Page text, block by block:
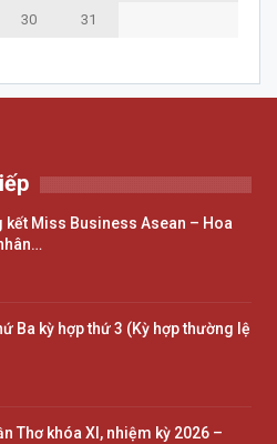
30
31
kết Miss Business Asean – Hoa
Ba kỳ hợp thứ 3 (Kỳ hợp thường lệ
Thơ khóa XI, nhiệm kỳ 2026 –